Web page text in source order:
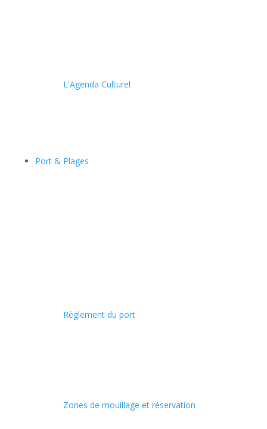
L'Agenda Culturel
Port & Plages
Règlement du port
Zones de mouillage et réservation